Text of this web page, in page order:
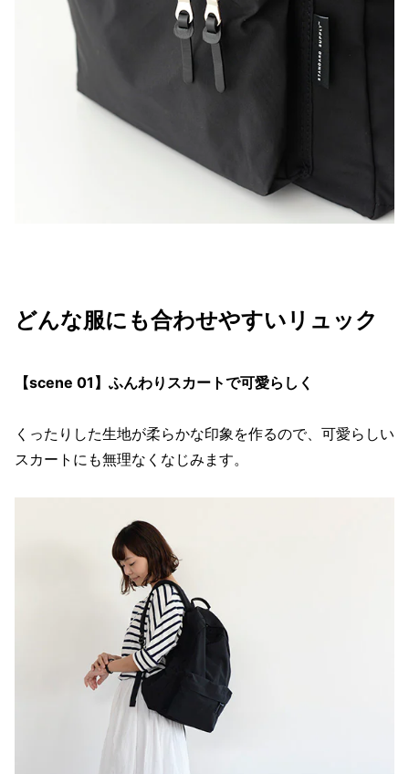
どんな服にも合わせやすいリュック
【scene 01】ふんわりスカートで可愛らしく
くったりした生地が柔らかな印象を作るので、可愛らしい
スカートにも無理なくなじみます。